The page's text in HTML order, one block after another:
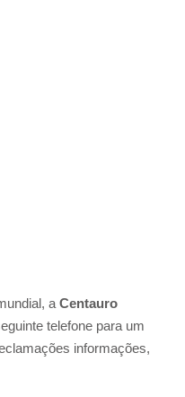
a Centauro
telefone para um
informações,